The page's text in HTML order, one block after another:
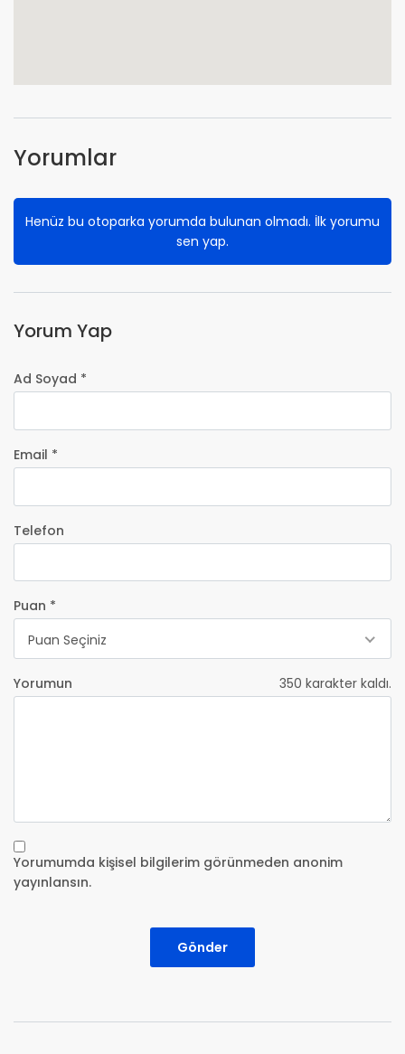
Yorumlar
Henüz bu otoparka yorumda bulunan olmadı. İlk yorumu
sen yap.
Yorum Yap
Ad Soyad *
Email *
Telefon
Puan *
Puan Seçiniz
Yorumun 350 karakter kaldı.
Yorumumda kişisel bilgilerim görünmeden anonim
yayınlansın.
Gönder